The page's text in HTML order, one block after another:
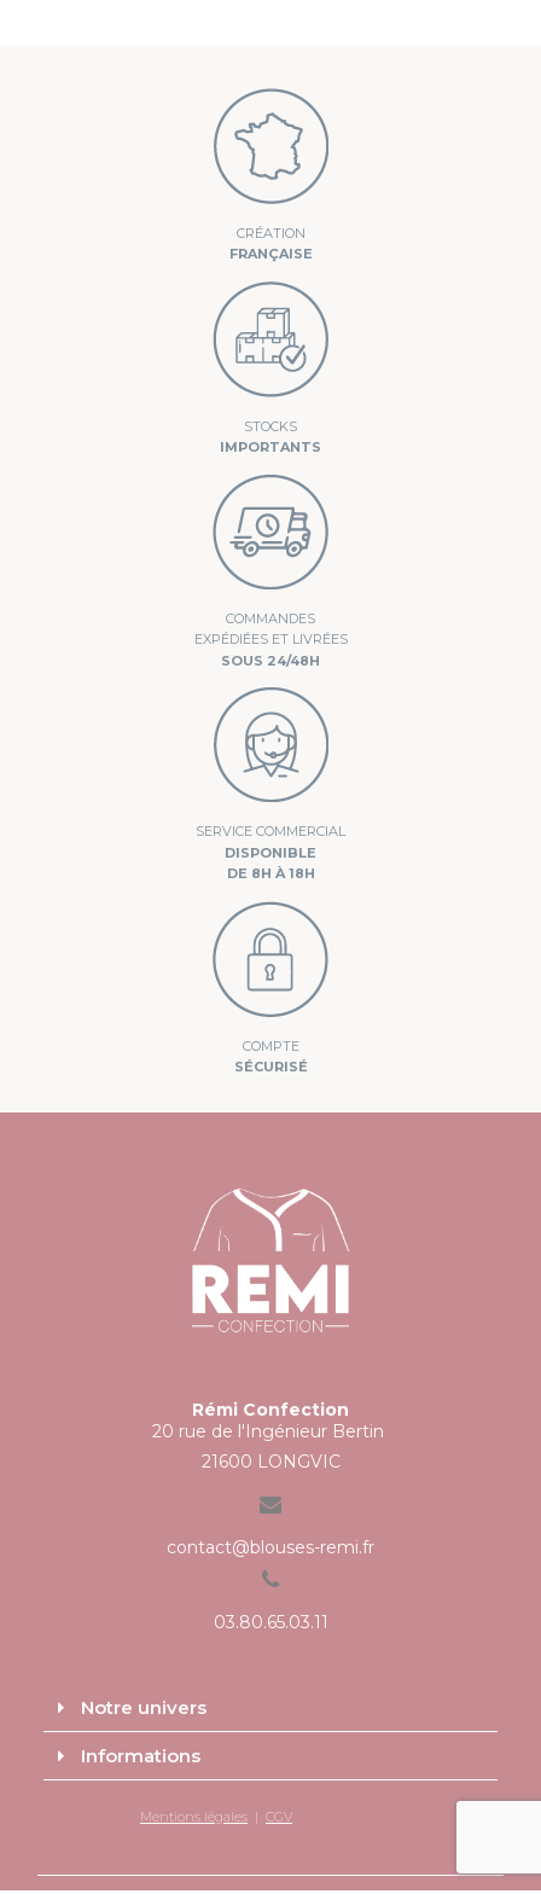
CRÉATION
FRANÇAISE
STOCKS
IMPORTANTS
COMMANDES
EXPÉDIÉES ET LIVRÉES
SOUS 24/48H
SERVICE COMMERCIAL
DISPONIBLE
DE 8H À 18H
COMPTE
SÉCURISÉ
Rémi Confection
20 rue de l'Ingénieur Bertin
21600 LONGVIC
contact@blouses-remi.fr
03.80.65.03.11
Notre univers
Informations
Mentions légales | CGV